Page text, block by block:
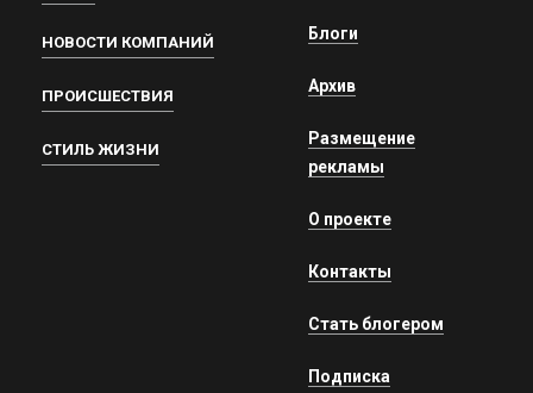
НОВОСТИ КОМПАНИЙ
ПРОИСШЕСТВИЯ
СТИЛЬ ЖИЗНИ
Блоги
Архив
Размещение
рекламы
О проекте
Контакты
Стать блогером
Подписка